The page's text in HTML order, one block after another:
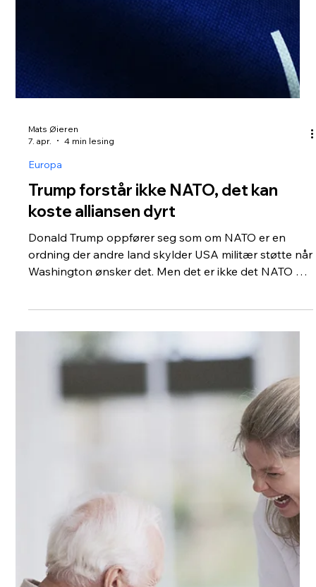
13. apr.
3 min lesing
Europa
Ungarns valgresultat er godt nytt for
Europa, og for oss
Det er godt nytt for Europa at Ungarn nå ser ut til å
ha valgt en ny kurs. Det motsatte resultatet ville vært
svært bekymringsfullt, både for Europa og for oss. I
innenrikspolitikk også om Europas sikkerhet. Det
handler om NATO og det handler om Ukraina. Og
dermed handler det også om oss. Jeg har skrevet
tidligere at Russland ikke vinne noe på sin
invasjonskrig i Ukraina. Vi må ikke la de vinne land
eller, politisk gevinst eller en aksept f